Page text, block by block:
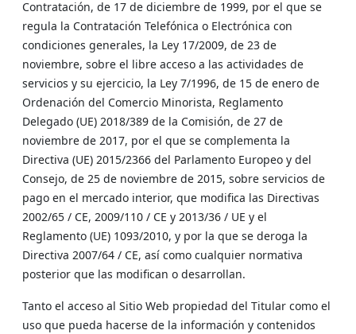
Contratación, de 17 de diciembre de 1999, por el que se
regula la Contratación Telefónica o Electrónica con
condiciones generales, la Ley 17/2009, de 23 de
noviembre, sobre el libre acceso a las actividades de
servicios y su ejercicio, la Ley 7/1996, de 15 de enero de
Ordenación del Comercio Minorista, Reglamento
Delegado (UE) 2018/389 de la Comisión, de 27 de
noviembre de 2017, por el que se complementa la
Directiva (UE) 2015/2366 del Parlamento Europeo y del
Consejo, de 25 de noviembre de 2015, sobre servicios de
pago en el mercado interior, que modifica las Directivas
2002/65 / CE, 2009/110 / CE y 2013/36 / UE y el
Reglamento (UE) 1093/2010, y por la que se deroga la
Directiva 2007/64 / CE, así como cualquier normativa
posterior que las modifican o desarrollan.
Tanto el acceso al Sitio Web propiedad del Titular como el
uso que pueda hacerse de la información y contenidos